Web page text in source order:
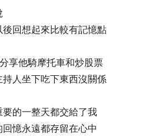
回想起來比較有記憶點
享他騎摩托車和炒股票
人坐下吃下東西沒關係
的一整天都交給了我
憶永遠都存留在心中